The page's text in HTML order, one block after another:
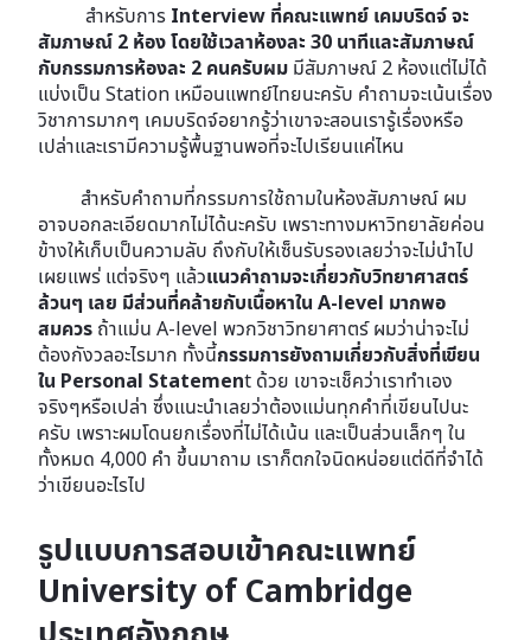
สำหรับการ Interview ที่คณะแพทย์ เคมบริดจ์ จะ
สัมภาษณ์ 2 ห้อง โดยใช้เวลาห้องละ 30 นาทีและสัมภาษณ์
กับกรรมการห้องละ 2 คนครับผม มีสัมภาษณ์ 2 ห้องแต่ไม่ได้
แบ่งเป็น Station เหมือนแพทย์ไทยนะครับ คำถามจะเน้นเรื่อง
วิชาการมากๆ เคมบริดจ์อยากรู้ว่าเขาจะสอนเรารู้เรื่องหรือ
เปล่าและเรามีความรู้พื้นฐานพอที่จะไปเรียนแค่ไหน
สำหรับคำถามที่กรรมการใช้ถามในห้องสัมภาษณ์ ผม
อาจบอกละเอียดมากไม่ได้นะครับ เพราะทางมหาวิทยาลัยค่อน
ข้างให้เก็บเป็นความลับ ถึงกับให้เซ็นรับรองเลยว่าจะไม่นำไป
เผยแพร่ แต่จริงๆ แล้วแนวคำถามจะเกี่ยวกับวิทยาศาสตร์
ล้วนๆ เลย มีส่วนที่คล้ายกับเนื้อหาใน A-level มากพอ
สมควร ถ้าแม่น A-level พวกวิชาวิทยาศาตร์ ผมว่าน่าจะไม่
ต้องกังวลอะไรมาก ทั้งนี้กรรมการยังถามเกี่ยวกับสิ่งที่เขียน
ใน Personal Statement ด้วย เขาจะเช็คว่าเราทำเอง
จริงๆหรือเปล่า ซึ่งแนะนำเลยว่าต้องแม่นทุกคำที่เขียนไปนะ
ครับ เพราะผมโดนยกเรื่องที่ไม่ได้เน้น และเป็นส่วนเล็กๆ ใน
ทั้งหมด 4,000 คำ ขึ้นมาถาม เราก็ตกใจนิดหน่อยแต่ดีที่จำได้
ว่าเขียนอะไรไป
รูปแบบการสอบเข้าคณะแพทย์
University of Cambridge